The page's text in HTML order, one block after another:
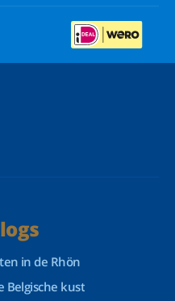
in de Rhön
Belgische kust